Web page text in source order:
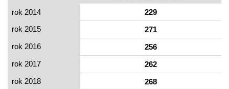
rok 2014
229
rok 2015
271
rok 2016
256
rok 2017
262
rok 2018
268